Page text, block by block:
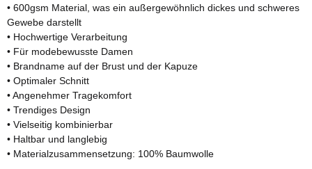
• 600gsm Material, was ein außergewöhnlich dickes und schweres
Gewebe darstellt
• Hochwertige Verarbeitung
• Für modebewusste Damen
• Brandname auf der Brust und der Kapuze
• Optimaler Schnitt
• Angenehmer Tragekomfort
• Trendiges Design
• Vielseitig kombinierbar
• Haltbar und langlebig
• Materialzusammensetzung: 100% Baumwolle